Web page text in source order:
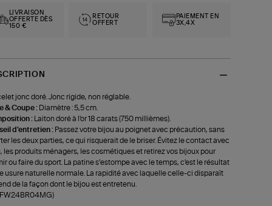
LIVRAISON
OFFERTE DÈS
150 €
RETOUR
OFFERT
PAIEMENT EN
3X,4X
jonc doré. Jonc rigide, non réglable.
& Coupe : Diamètre : 5,5 cm.
:
Laiton doré à l'or 18 carats (750 millièmes).
d'entretien : Passez votre bijou au poignet avec précaution, sans
les deux parties, ce qui risquerait de le briser. Évitez le contact avec
les produits ménagers, les cosmétiques et retirez vos bijoux pour
ou faire du sport. La patine s’estompe avec le temps, c'est le résultat
usure naturelle normale. La rapidité avec laquelle celle-ci disparaît
de la façon dont le bijou est entretenu.